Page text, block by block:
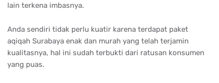
lain terkena imbasnya.
Anda sendiri tidak perlu kuatir karena terdapat paket
aqiqah Surabaya enak dan murah yang telah terjamin
kualitasnya, hal ini sudah terbukti dari ratusan konsumen
yang puas.